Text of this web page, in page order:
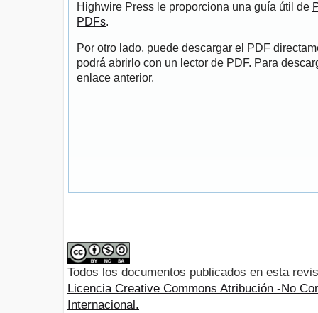
Highwire Press le proporciona una guía útil de
PDFs.
Por otro lado, puede descargar el PDF
podrá abrirlo con un lector de PDF. Para
enlace anterior.
Todos los documentos publicados en esta
Licencia Creative Commons Atribución -No
Internacional.